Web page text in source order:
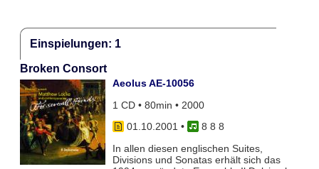
Einspielungen: 1
Broken Consort
Aeolus AE-10056
1 CD • 80min • 2000
01.10.2001 •
8 8 8
In allen diesen englischen Suites,
Divisions und Sonatas erhält sich das